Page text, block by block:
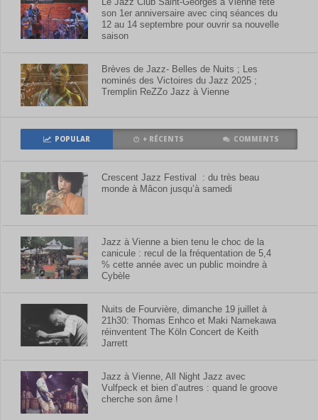
son 1er anniversaire avec cinq séances du
12 au 14 septembre pour ouvrir sa nouvelle
saison
Brèves de Jazz- Belles de Nuits ; Les
nominés des Victoires du Jazz 2025 ;
Tremplin ReZZo Jazz à Vienne
POPULAR + RÉCENTS COMMENTS
Crescent Jazz Festival : du très beau
monde à Mâcon jusqu’à samedi
Jazz à Vienne a bien tenu le choc de la
canicule : recul de la fréquentation de 5,4
% cette année avec un public moindre à
Cybèle
Nuits de Fourvière, dimanche 19 juillet à
21h30: Thomas Enhco et Maki Namekawa
réinventent The Köln Concert de Keith
Jarrett
Jazz à Vienne, All Night Jazz avec
Vulfpeck et bien d’autres : quand le groove
cherche son âme !